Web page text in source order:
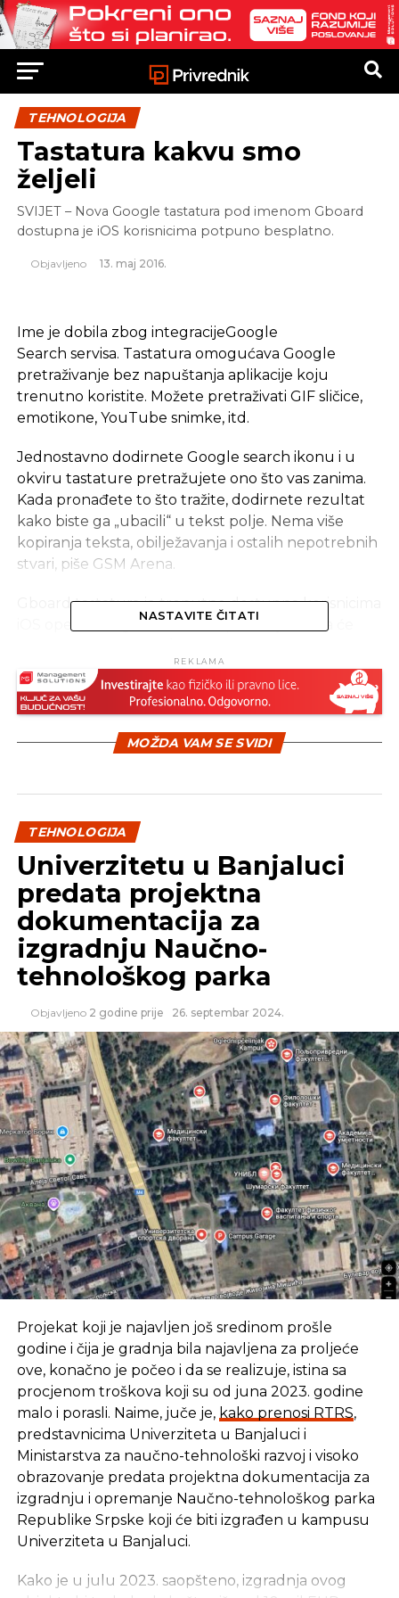
TEHNOLOGIJA
Tastatura kakvu smo
željeli
SVIJET – Nova Google tastatura pod imenom Gboard
dostupna je iOS korisnicima potpuno besplatno.
Objavljeno 13. maj 2016.
Ime je dobila zbog integracijeGoogle
Search servisa. Tastatura omogućava Google
pretraživanje bez napuštanja aplikacije koju
trenutno koristite. Možete pretraživati GIF sličice,
emotikone, YouTube snimke, itd.
Jednostavno dodirnete Google search ikonu i u
okviru tastature pretražujete ono što vas zanima.
Kada pronađete to što tražite, dodirnete rezultat
kako biste ga „ubacili“ u tekst polje. Nema više
kopiranja teksta, obilježavanja i ostalih nepotrebnih
stvari, piše GSM Arena.
Gboard tastatura je trenutno dostupna korisnicima
iOS operativnog sistema. Pretpostavljamo da će
i Android verziju.
Izvor: Mondo
REKLAMA
SLIČNE TEME:
SLEDEĆI
Svi padaju, Android raste
NE PROPUSTITE
Kamera koju bacate kao loptu, a ona snima
fotografije
NASTAVITE ČITATI
REKLAMA
MOŽDA VAM SE SVIDI
TEHNOLOGIJA
Univerzitetu u Banjaluci
predata projektna
dokumentacija za
izgradnju Naučno-
tehnološkog parka
Objavljeno 2 godine prije 26. septembar 2024.
Projekat koji je najavljen još sredinom prošle
godine i čija je gradnja bila najavljena za proljeće
ove, konačno je počeo i da se realizuje, istina sa
procjenom troškova koji su od juna 2023. godine
malo i porasli. Naime, juče je, kako prenosi RTRS,
predstavnicima Univerziteta u Banjaluci i
Ministarstva za naučno-tehnološki razvoj i visoko
obrazovanje predata projektna dokumentacija za
izgradnju i opremanje Naučno-tehnološkog parka
Republike Srpske koji će biti izgrađen u kampusu
Univerziteta u Banjaluci.
Kako je u julu 2023. saopšteno, izgradnja ovog